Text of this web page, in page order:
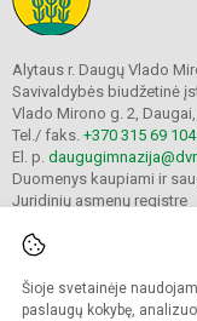
Šioje svetainėje
paslaugų kokybę,
Alytaus r. Daugų Vlado
Savivaldybės biudžetinė
Vlado Mirono g. 2,
Tel./ faks. +370 315 69 104
El. p.
Duomenys kaupiami ir
Juridinių asmenų registre
© 2024. Alytaus r.